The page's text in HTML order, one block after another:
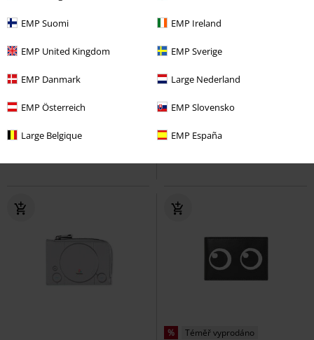
EMP Suomi EMP Ireland
EMP United Kingdom EMP Sverige
EMP Danmark Large Nederland
EMP Österreich EMP Slovensko
Large Belgique EMP España
Slytherin
Harry Potter
Peněženka
Hufflepuff
Harry Potter
Peněženka
% Téměř vyprodáno